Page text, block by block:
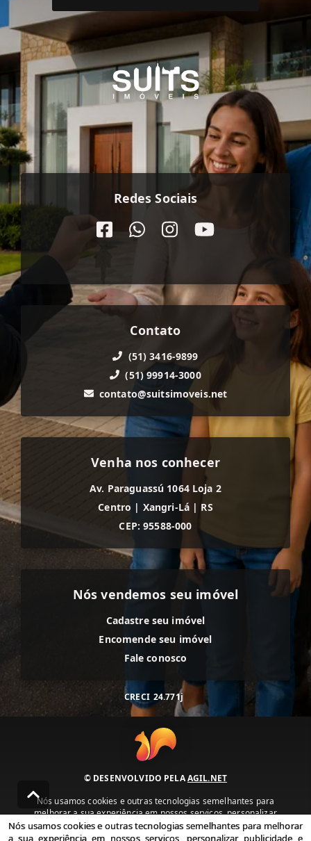
Redes Sociais
Contato
(51) 3416-9899
(51) 99914-3000
contato@suitsimoveis.net
Venha nos conhecer
Av. Paraguassú 1064 Loja 2
Centro | Xangri-Lá | RS
CEP: 95588-000
Nós vendemos seu imóvel
Cadastre seu imóvel
Encomende seu imóvel
Fale conosco
CRECI 24.771j
© DESENVOLVIDO PELAAGIL.NET
Nós usamos cookies e outras tecnologias semelhantes para
melhorar a sua experiência em nossos serviços, personalizar
publicidade e recomendar conteúdo de seu interesse. Ao utilizar
nossos serviços, você concorda com nossa política de privacidade e
Nós usamos cookies e outras tecnologias semelhantes para melhorar
a sua experiência em nossos serviços, personalizar publicidade e